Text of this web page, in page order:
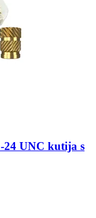
​24 UNC kutija s